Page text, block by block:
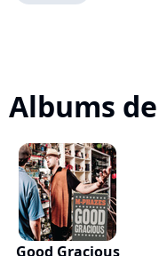
Albums
Good Gracious